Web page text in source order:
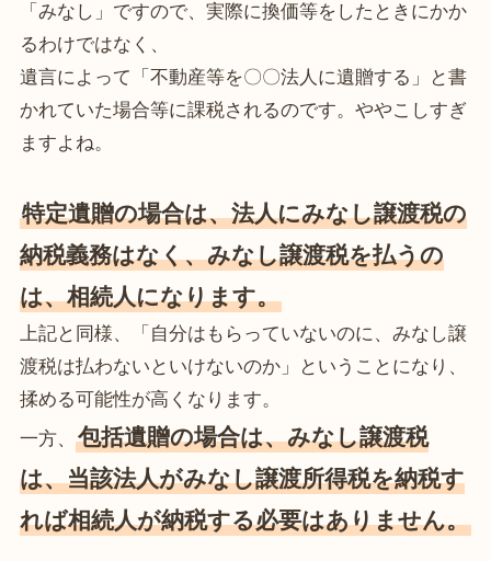
「みなし」ですので、実際に換価等をしたときにかか
るわけではなく、
遺言によって「不動産等を〇〇法人に遺贈する」と書
かれていた場合等に課税されるのです。ややこしすぎ
ますよね。
特定遺贈の場合は、法人にみなし譲渡税の
納税義務はなく、みなし譲渡税を払うの
は、相続人になります。
上記と同様、「自分はもらっていないのに、みなし譲
渡税は払わないといけないのか」ということになり、
揉める可能性が高くなります。
一方、
包括遺贈の場合は、みなし譲渡税
は、当該法人がみなし譲渡所得税を納税す
れば相続人が納税する必要はありません。